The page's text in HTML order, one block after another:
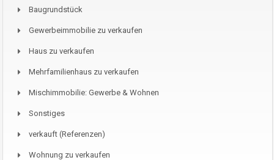
Baugrundstück
Gewerbeimmobilie zu verkaufen
Haus zu verkaufen
Mehrfamilienhaus zu verkaufen
Mischimmobilie: Gewerbe & Wohnen
Sonstiges
verkauft (Referenzen)
Wohnung zu verkaufen